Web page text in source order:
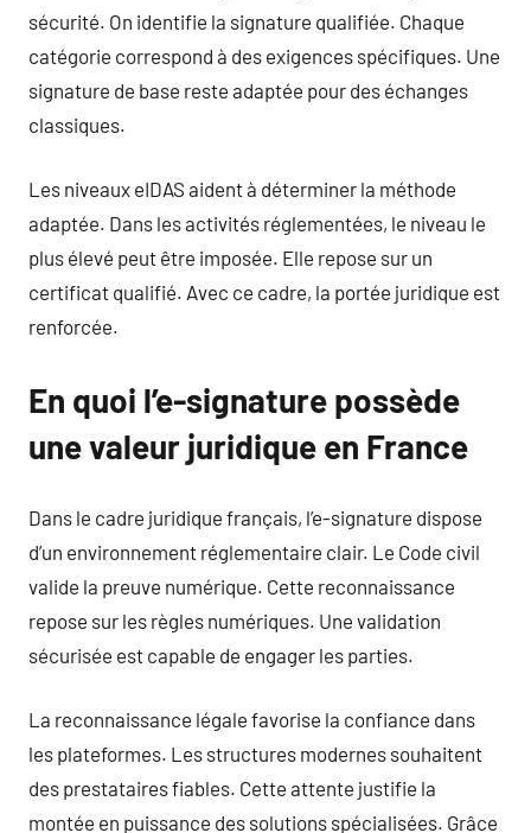
sécurité. On identifie la signature qualifiée. Chaque
catégorie correspond à des exigences spécifiques. Une
signature de base reste adaptée pour des échanges
classiques.
Les niveaux eIDAS aident à déterminer la méthode
adaptée. Dans les activités réglementées, le niveau le
plus élevé peut être imposée. Elle repose sur un
certificat qualifié. Avec ce cadre, la portée juridique est
renforcée.
En quoi l’e-signature possède
une valeur juridique en France
Dans le cadre juridique français, l’e-signature dispose
d’un environnement réglementaire clair. Le Code civil
valide la preuve numérique. Cette reconnaissance
repose sur les règles numériques. Une validation
sécurisée est capable de engager les parties.
La reconnaissance légale favorise la confiance dans
les plateformes. Les structures modernes souhaitent
des prestataires fiables. Cette attente justifie la
montée en puissance des solutions spécialisées. Grâce